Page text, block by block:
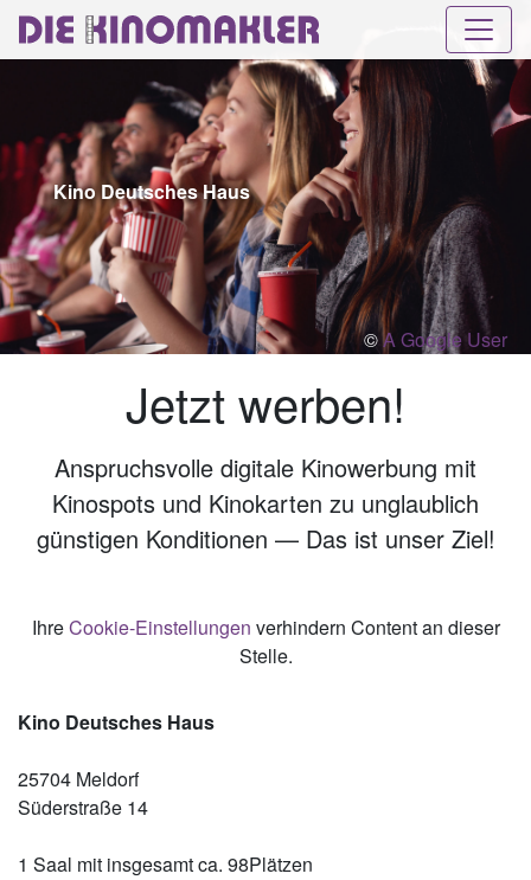
Kino Deutsches Haus
©A Google User
Jetzt werben!
Anspruchsvolle digitale Kinowerbung mit
Kinospots und Kinokarten zu unglaublich
günstigen Konditionen — Das ist unser Ziel!
IhreCookie-Einstellungen verhindern Content an dieser
Stelle.
Kino Deutsches Haus
25704 Meldorf
Süderstraße 14
1 Saal mit insgesamt ca. 98Plätzen